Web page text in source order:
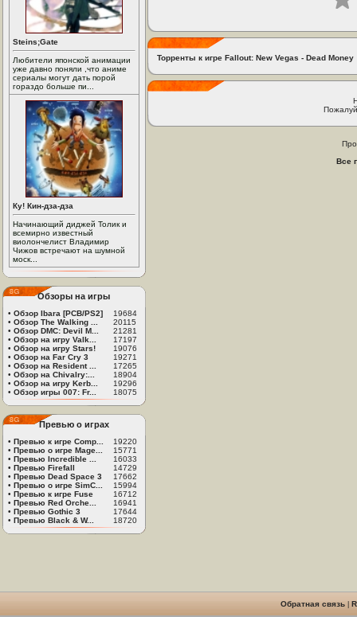
Steins;Gate
Любители японской анимации
уже давно поняли ,что аниме
сериалы могут дать порой
гораздо больше пи...
Ку! Кин-дза-дза
Начинающий диджей Толик и
всемирно известный
виолончелист Владимир
Чижов встречают на шумной
моск...
Обзоры на игры
• Обзор Ibara [PCB/PS2]
19684
• Обзор The Walking ...
20115
• Обзор DMC: Devil M...
21281
• Обзор на игру Valk...
17197
• Обзор на игру Stars!
19076
• Обзор на Far Cry 3
19271
• Обзор на Resident ...
17265
• Обзор на Chivalry:...
18904
• Обзор на игру Kerb...
19296
• Обзор игры 007: Fr... 18075
Превью о играх
• Превью к игре Comp...
19220
• Превью о игре Mage...
15771
• Превью Incredible ...
16033
• Превью Firefall
14729
• Превью Dead Space 3
17662
• Превью о игре SimC...
15994
• Превью к игре Fuse
16712
• Превью Red Orche...
16941
• Превью Gothic 3
17644
• Превью Black & W... 18720
Торренты к игре Fallout: New Vegas - Dead Money
Все
Обратная связь